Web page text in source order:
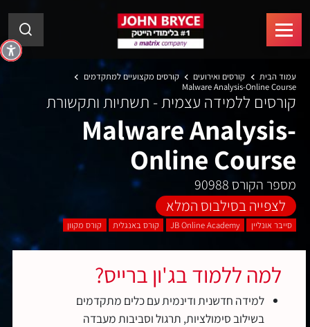
עמוד הבית קורסים ואירועים
קורסים מקצועיים למתקדמים
Malware Analysis-Online Course
קורסים ללמידה עצמית - תשתיות ותקשורת
Malware Analysis-
Online Course
מספר הקורס 90988
לצפייה בסילבוס המלא
סייבר אונליין JB Online Academy קורס באנגלית קורס מקוון
למה ללמוד בג'ון ברייס?
למידה חדשנית ודינמית עם כלים מתקדמים
בשילוב סימולציות, תרגול וסביבות מעבדה